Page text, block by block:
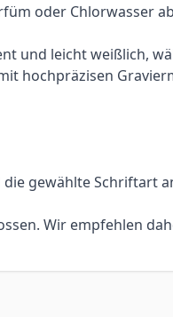
oder Chlorwasser
und leicht weißlich,
hochpräzisen
gewählte Schriftart
Wir empfehlen